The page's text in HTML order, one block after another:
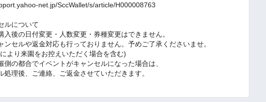
net.jp/SccWallet/s/article/H000008763
ルについて
入後の日付変更・人数変更・券種変更はできません。
ンセルや返金対応も行っておりません。予めご了承くださいませ。
より来園をお控えいただく場合を含む)
側の都合でイベントがキャンセルになった場合は、
処理後、ご連絡、ご返金させていただきます。